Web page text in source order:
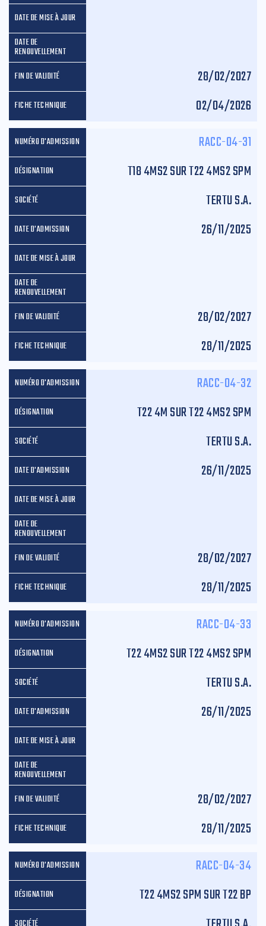
28/02/2027
02/04/2026
RACC-04-31
T18 4MS2 SUR T22 4MS2 SPM
TERTU S.A.
26/11/2025
28/02/2027
28/11/2025
RACC-04-32
T22 4M SUR T22 4MS2 SPM
TERTU S.A.
26/11/2025
28/02/2027
28/11/2025
RACC-04-33
T22 4MS2 SUR T22 4MS2 SPM
TERTU S.A.
26/11/2025
28/02/2027
28/11/2025
RACC-04-34
T22 4MS2 SPM SUR T22 BP